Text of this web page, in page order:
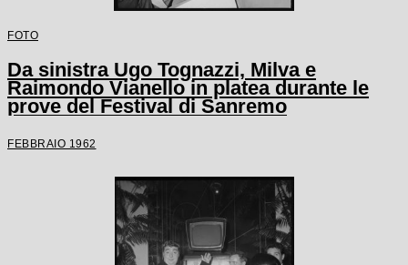
FOTO
Da sinistra Ugo Tognazzi, Milva e
Raimondo Vianello in platea durante le
prove del Festival di Sanremo
FEBBRAIO 1962